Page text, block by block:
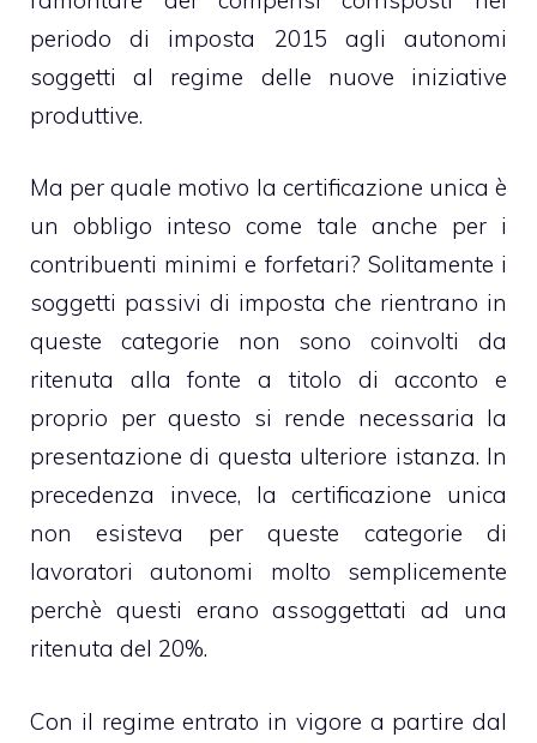
periodo di imposta 2015 agli autonomi
soggetti al regime delle nuove iniziative
produttive.
Ma per quale motivo la certificazione unica è
un obbligo inteso come tale anche per i
contribuenti minimi e forfetari? Solitamente i
soggetti passivi di imposta che rientrano in
queste categorie non sono coinvolti da
ritenuta alla fonte a titolo di acconto e
proprio per questo si rende necessaria la
presentazione di questa ulteriore istanza. In
precedenza invece, la certificazione unica
non esisteva per queste categorie di
lavoratori autonomi molto semplicemente
perchè questi erano assoggettati ad una
ritenuta del 20%.
Con il regime entrato in vigore a partire dal